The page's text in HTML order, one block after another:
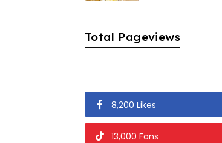
Total Pageviews
8,200 Likes
13,000 Fans